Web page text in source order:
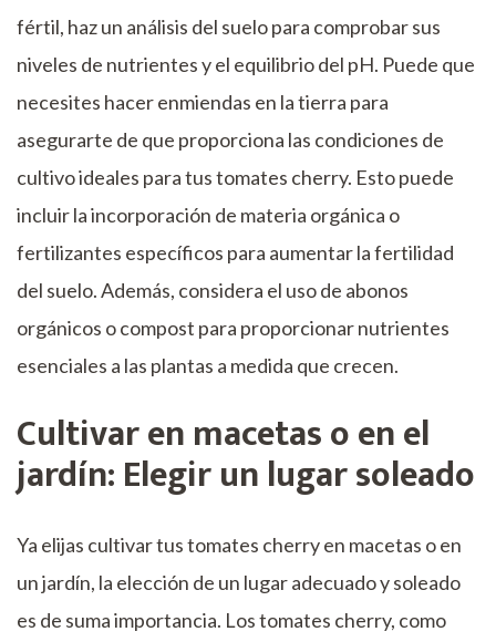
fértil, haz un análisis del suelo para comprobar sus
niveles de nutrientes y el equilibrio del pH. Puede que
necesites hacer enmiendas en la tierra para
asegurarte de que proporciona las condiciones de
cultivo ideales para tus tomates cherry. Esto puede
incluir la incorporación de materia orgánica o
fertilizantes específicos para aumentar la fertilidad
del suelo. Además, considera el uso de abonos
orgánicos o compost para proporcionar nutrientes
esenciales a las plantas a medida que crecen.
Cultivar en macetas o en el
jardín: Elegir un lugar soleado
Ya elijas cultivar tus tomates cherry en macetas o en
un jardín, la elección de un lugar adecuado y soleado
es de suma importancia. Los tomates cherry, como